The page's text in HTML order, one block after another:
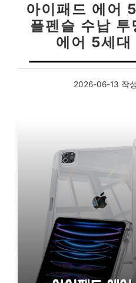
아이패드 에어
플펜슬 수납
에어 5세대
2026-06-13 작